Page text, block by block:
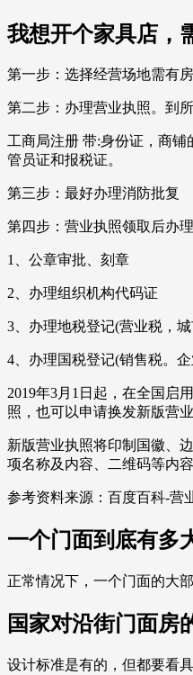
我想开个家具店，
第一步：选择经营场地需有
第二步：办理营业执照。到
工商局注册 带:身份证，商
管员证和报税证。
第三步：最好办理消防批复
第四步：营业执照领取后办理
1、公章审批、刻章
2、办理组织机构代码证
3、办理地税登记(营业税，
4、办理国税登记(销售税。
2019年3月1日起，在全国启
照，也可以申请换发新版营业
新版营业执照将印制国徽、
项名称及内容、二维码等内
参考资料来源：百度百科-营
一个门面到底有多
正常情况下，一个门面的大
国家对沿街门面房
设计标准是有的，但都要看